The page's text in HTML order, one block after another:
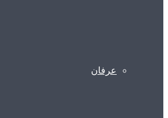
عرفان